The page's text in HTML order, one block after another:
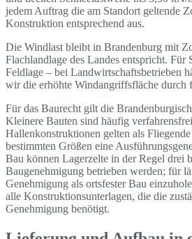
jedem Auftrag die am Standort geltende
Konstruktion entsprechend aus.
Die Windlast bleibt in Brandenburg mit
Flachlandlage des Landes entspricht. Für
Feldlage – bei Landwirtschaftsbetrieben
wir die erhöhte Windangriffsfläche durch
Für das Baurecht gilt die
Kleinere Bauten sind häufig
Hallenkonstruktionen gelten als
bestimmten Größen eine
Bau können Lagerzelte in der Regel drei
Baugenehmigung betrieben werden; für
Genehmigung als ortsfester Bau
alle Konstruktionsunterlagen, die die
Genehmigung benötigt.